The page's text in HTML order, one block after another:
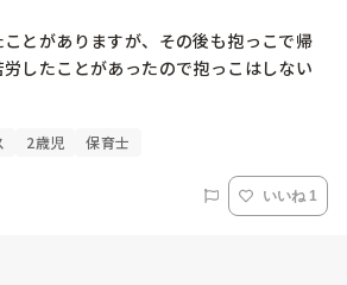
とがありますが、その後も抱っこで帰
したことがあったので抱っこはしない
2歳児 保育士
いいね 1